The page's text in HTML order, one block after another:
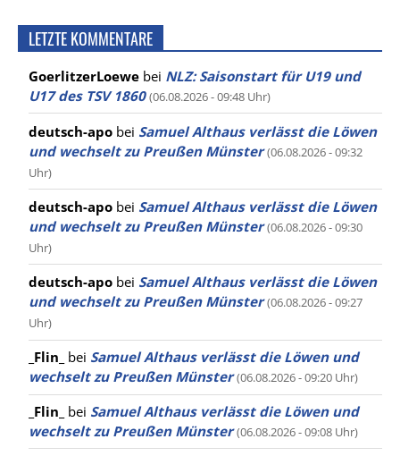
LETZTE KOMMENTARE
GoerlitzerLoewe bei NLZ: Saisonstart für U19 und
U17 des TSV 1860 (06.08.2026 - 09:48 Uhr)
deutsch-apo bei Samuel Althaus verlässt die Löwen
und wechselt zu Preußen Münster (06.08.2026 - 09:32
Uhr)
deutsch-apo bei Samuel Althaus verlässt die Löwen
und wechselt zu Preußen Münster (06.08.2026 - 09:30
Uhr)
deutsch-apo bei Samuel Althaus verlässt die Löwen
und wechselt zu Preußen Münster (06.08.2026 - 09:27
Uhr)
_Flin_ bei Samuel Althaus verlässt die Löwen und
wechselt zu Preußen Münster (06.08.2026 - 09:20 Uhr)
_Flin_ bei Samuel Althaus verlässt die Löwen und
wechselt zu Preußen Münster (06.08.2026 - 09:08 Uhr)